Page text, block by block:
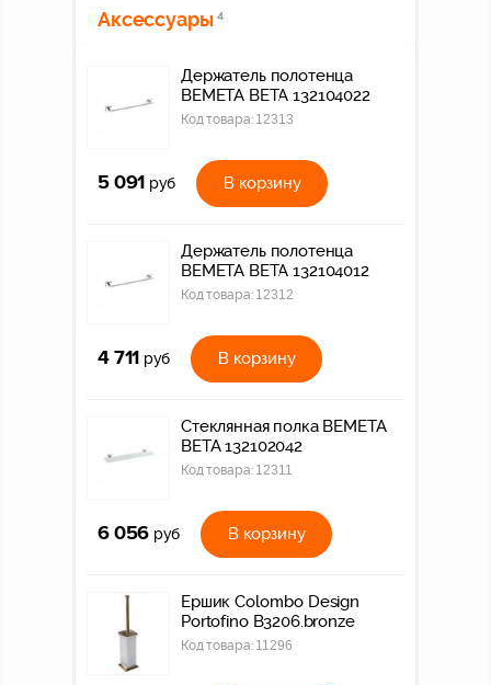
Аксессуары 4
Держатель полотенца
BEMETA BETA 132104022
Код товара: 12313
5 091 руб В корзину
Держатель полотенца
BEMETA BETA 132104012
Код товара: 12312
4 711 руб В корзину
Стеклянная полка BEMETA
BETA 132102042
Код товара: 12311
6 056 руб В корзину
Ершик Colombo Design
Portofino B3206.bronze
Код товара: 11296